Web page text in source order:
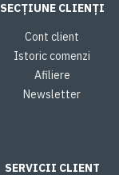
SECȚIUNE CLIENȚI
Cont client
Istoric comenzi
Afiliere
Newsletter
SERVICII CLIENT